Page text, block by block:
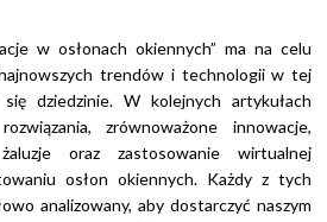
w osłonach okiennych” ma na celu
trendów i technologii w tej
się dziedzinie. W kolejnych artykułach
zrównoważone innowacje,
oraz zastosowanie wirtualnej
osłon okiennych. Każdy z tych
analizowany, aby dostarczyć naszym